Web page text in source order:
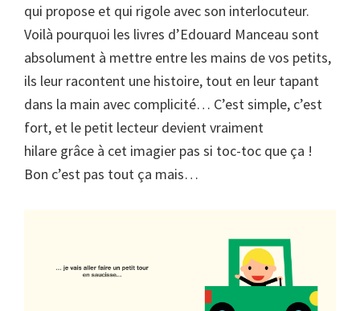
qui propose et qui rigole avec son interlocuteur.
Voilà pourquoi les livres d’Edouard Manceau sont
absolument à mettre entre les mains de vos petits,
ils leur racontent une histoire, tout en leur tapant
dans la main avec complicité… C’est simple, c’est
fort, et le petit lecteur devient vraiment
hilare grâce à cet imagier pas si toc-toc que ça !
Bon c’est pas tout ça mais…